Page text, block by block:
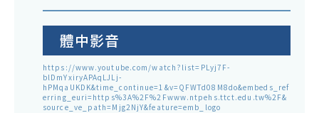
體中影音
https://www.youtube.com/watch?list=PLyj7F-
blDmYxiryAPAqLJLj-
hPMqaUKDK&time_continue=1&v=QFWTd08M8do&embeds_ref
erring_euri=https%3A%2F%2Fwww.ntpehs.ttct.edu.tw%2F&
source_ve_path=Mjg2NjY&feature=emb_logo